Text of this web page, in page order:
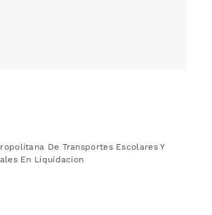
De Transportes Escolares Y
En Liquidacion